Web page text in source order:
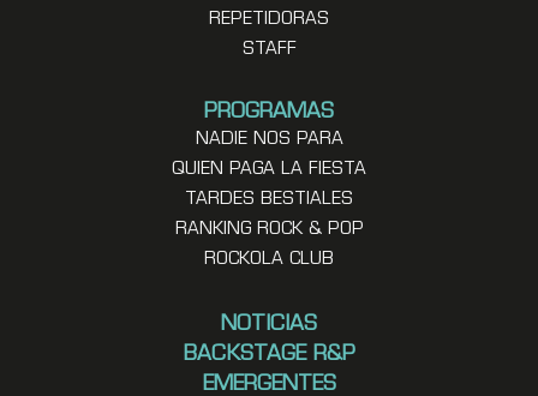
REPETIDORAS
STAFF
PROGRAMAS
NADIE NOS PARA
QUIEN PAGA LA FIESTA
TARDES BESTIALES
RANKING ROCK & POP
ROCKOLA CLUB
NOTICIAS
BACKSTAGE R&P
EMERGENTES